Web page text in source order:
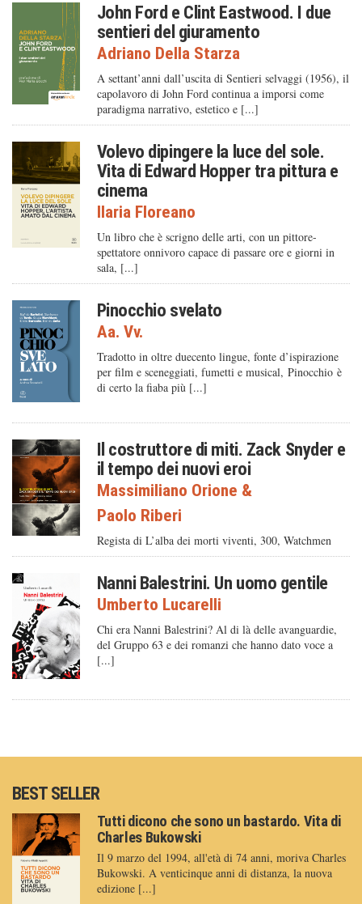
John Ford e Clint Eastwood. I due
sentieri del giuramento
Adriano Della Starza
A settant’anni dall’uscita di Sentieri selvaggi (1956), il
capolavoro di John Ford continua a imporsi come
paradigma narrativo, estetico e [...]
Volevo dipingere la luce del sole.
Vita di Edward Hopper tra pittura e
cinema
Ilaria Floreano
Un libro che è scrigno delle arti, con un pittore-
spettatore onnivoro capace di passare ore e giorni in
sala, [...]
Pinocchio svelato
Aa. Vv.
Tradotto in oltre duecento lingue, fonte d’ispirazione
per film e sceneggiati, fumetti e musical, Pinocchio è
di certo la fiaba più [...]
Il costruttore di miti. Zack Snyder e
il tempo dei nuovi eroi
Massimiliano Orione &
Paolo Riberi
Regista di L’alba dei morti viventi, 300, Watchmen
Nanni Balestrini. Un uomo gentile
Umberto Lucarelli
Chi era Nanni Balestrini? Al di là delle avanguardie,
del Gruppo 63 e dei romanzi che hanno dato voce a
[...]
BEST SELLER
Tutti dicono che sono un bastardo. Vita di
Charles Bukowski
Il 9 marzo del 1994, all'età di 74 anni, moriva Charles
Bukowski. A venticinque anni di distanza, la nuova
edizione [...]